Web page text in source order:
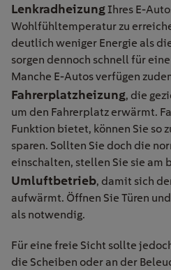
LenkradheizungIhres E-
Wohlfühltemperatur zu
deutlich weniger Energie als
sorgen dennoch schnell für
Manche E-Autos verfügen
Fahrerplatzheizung, die
um den Fahrerplatz erwärmt.
Funktion bietet, können Sie so
sparen. Sollten Sie doch die
einschalten, stellen Sie sie am
Umluftbetrieb, damit sich
aufwärmt. Öffnen Sie Türen
als notwendig.
Für eine freie Sicht sollte
die Scheiben oder an der